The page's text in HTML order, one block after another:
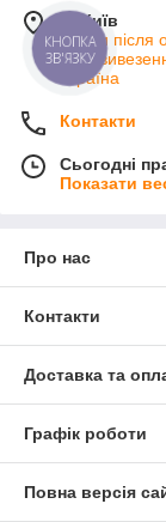
м. Київ
Тільки
Україна
Контакти
Сьогодні
Показати
Про нас
Контакти
Доставка та
Графік роботи
Повна версія